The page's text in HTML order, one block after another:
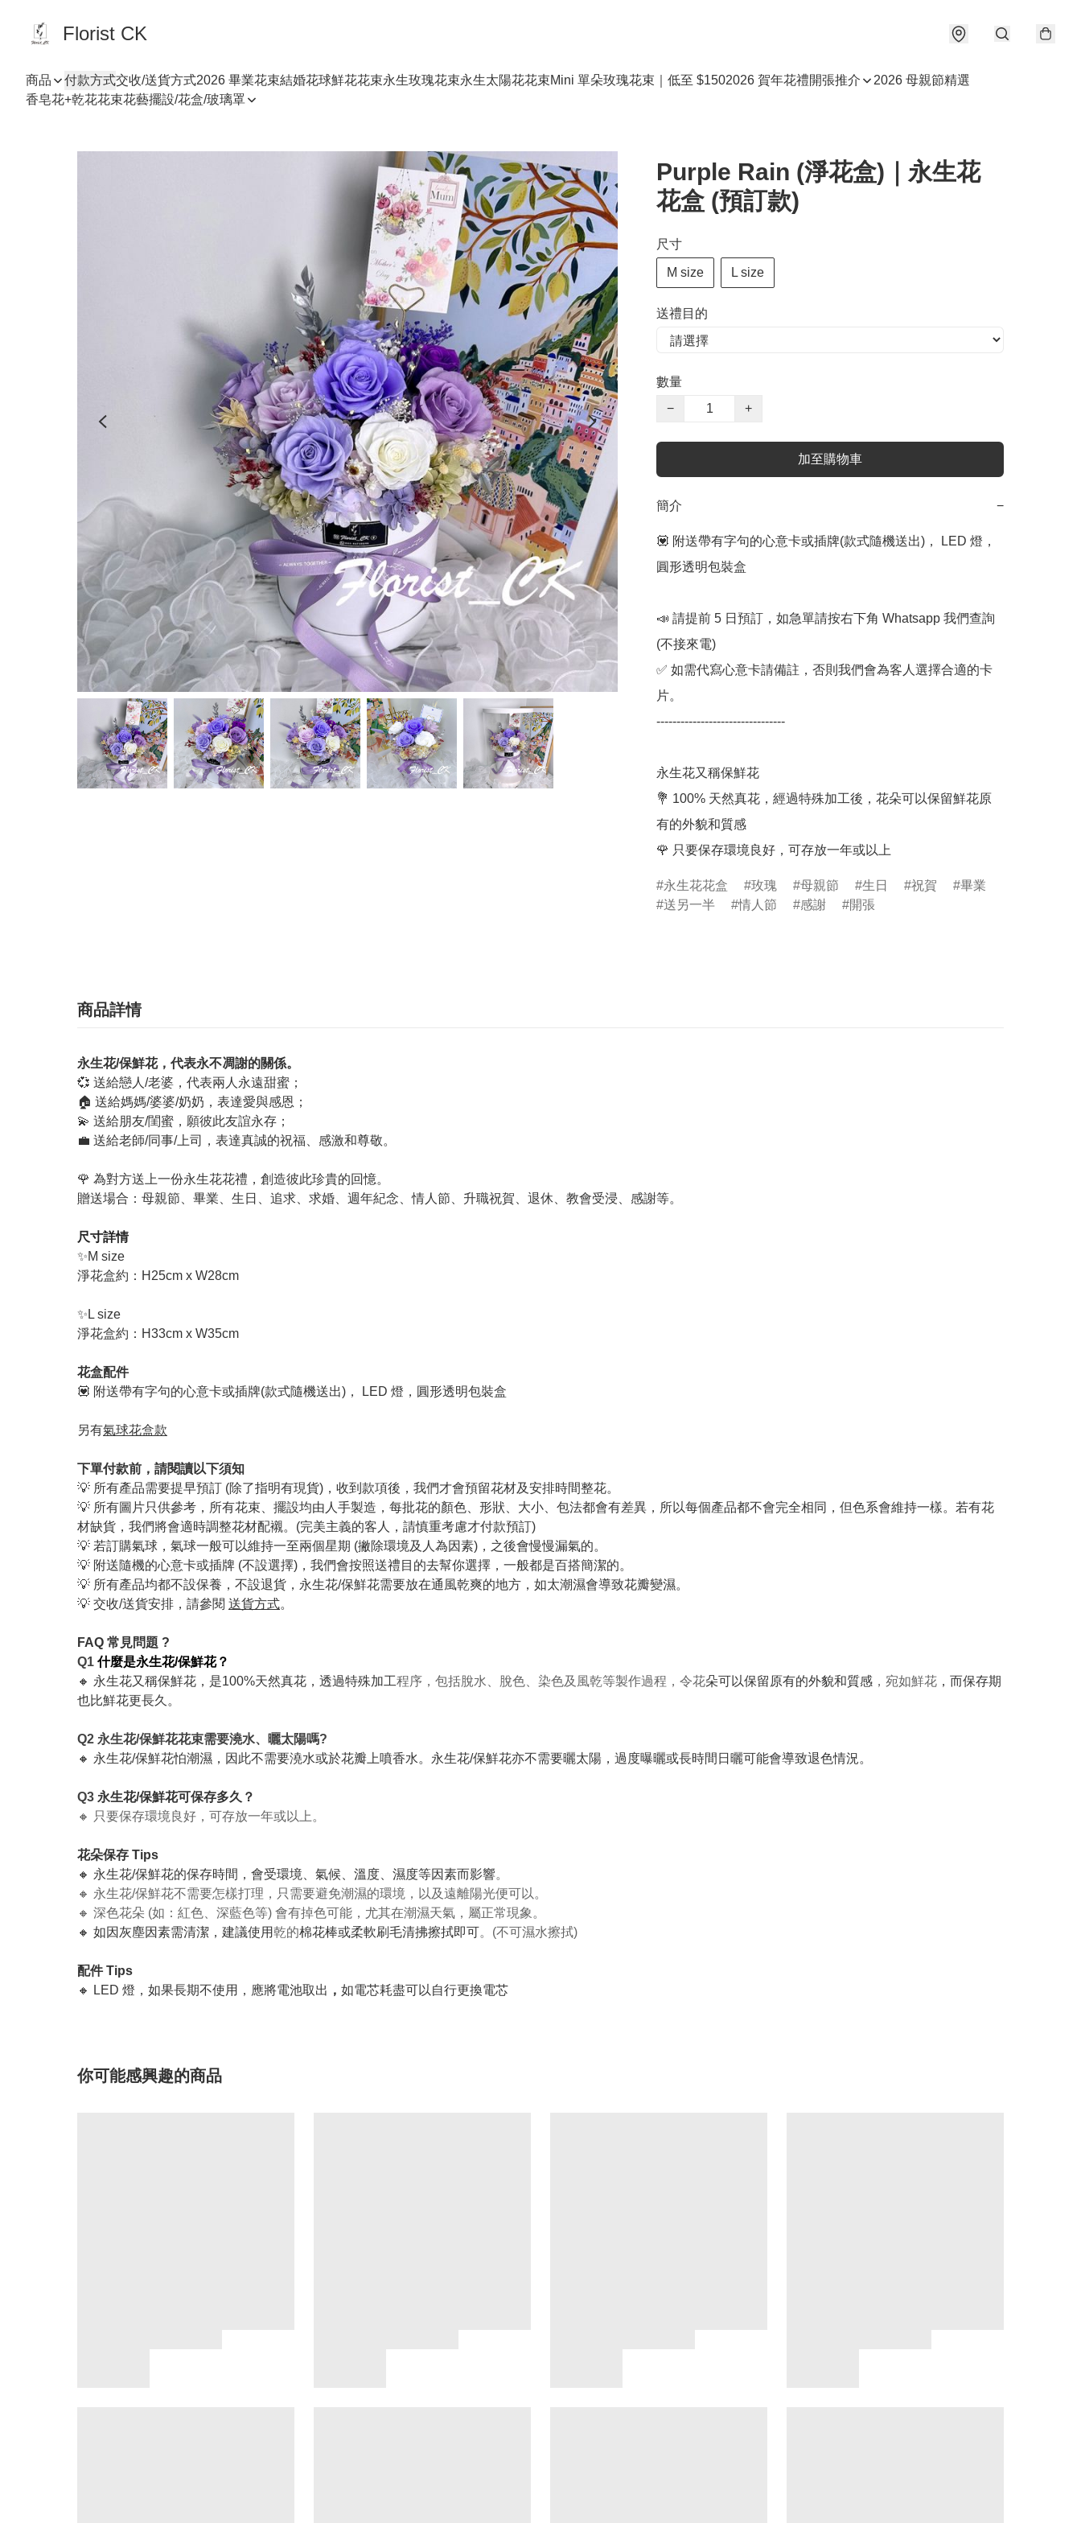
Florist CK
商品 付款方式交收/送貨方式2026 畢業花束結婚花球鮮花花束永生玫瑰花束永生太陽花花束Mini 單朵玫瑰花束｜低至 $1502026 賀年花禮開張推介
2026 母親節精選
香皂花+乾花花束花藝擺設/花盒/玻璃罩
Purple Rain (淨花盒)｜永生花
花盒 (預訂款)
尺寸
M size L size
送禮目的
數量
−
+
加至購物車
簡介 −
💟 附送帶有字句的心意卡或插牌(款式隨機送出)， LED 燈，
圓形透明包裝盒
📣 請提前 5 日預訂，如急單請按右下角 Whatsapp 我們查詢
(不接來電)
✅ 如需代寫心意卡請備註，否則我們會為客人選擇合適的卡
片。
--------------------------------
永生花又稱保鮮花
💐 100% 天然真花，經過特殊加工後，花朵可以保留鮮花原
有的外貌和質感
🌹 只要保存環境良好，可存放一年或以上
永生花花盒 玫瑰 母親節 生日 祝賀
畢業
送另一半
情人節 感謝 開張
商品詳情
永生花/保鮮花，代表永不凋謝的關係。
💞 送給戀人/老婆，代表兩人永遠甜蜜；
🏠 送給媽媽/婆婆/奶奶，表達愛與感恩；
💫 送給朋友/閨蜜，願彼此友誼永存；
💼 送給老師/同事/上司，表達真誠的祝福、感激和尊敬。
🌹 為對方送上一份永生花花禮，創造彼此珍貴的回憶。
贈送場合：母親節、畢業、生日、追求、求婚、週年紀念、情人節、升職祝賀、退休、教會受浸、感謝等。
尺寸詳情
✨M size
淨花盒約 ：H25cm x W28cm
✨L size
淨花盒約：H33cm x W35cm
花盒配件
💟 附送帶有字句的心意卡或插牌(款式隨機送出)， LED 燈，圓形透明包裝盒
另有氣球花盒款
下單付款前，請閱讀以下須知
💡 所有產品需要提早預訂 (除了指明有現貨)，收到款項後，我們才會預留花材及安排時間整花。
💡 所有圖片只供參考，所有花束、擺設均由人手製造，每批花的顏色、形狀、大小、包法都會有差異，所以每個產品都不會完全相同，但色系會維持一樣。若有花
材缺貨，我們將會適時調整花材配襯。(完美主義的客人，請慎重考慮才付款預訂)
💡 若訂購氣球，氣球一般可以維持一至兩個星期 (撇除環境及人為因素)，之後會慢慢漏氣的。
💡 附送隨機的心意卡或插牌 (不設選擇)，我們會按照送禮目的去幫你選擇，一般都是百搭簡潔的。
💡 所有產品均都不設保養，不設退貨，永生花/保鮮花需要放在通風乾爽的地方，如太潮濕會導致花瓣變濕。
💡 交收/送貨安排，請參閱 送貨方式。
FAQ 常見問題 ?
Q1 什麼是永生花/保鮮花？
🔸 永生花又稱保鮮花，是100%天然真花，透過特殊加工程序，包括脫水、脫色、染色及風乾等製作過程，令花朵可以保留原有的外貌和質感 ，宛如鮮花 ，而保存期
也比鮮花更長久。
Q2 永生花/保鮮花花束需要澆水、曬太陽嗎?
🔸 永生花/保鮮花怕潮濕，因此不需要澆水或於花瓣上噴香水。永生花/保鮮花亦不需要曬太陽，過度曝曬或長時間日曬可能會導致退色情況。
Q3 永生花/保鮮花可保存多久？
🔸 只要保存環境良好，可存放一年或以上。
花朵保存 Tips
🔸 永生花/保鮮花的保存時間，會受環境、氣候、溫度、濕度等因素而影響。
🔸 永生花/保鮮花不需要怎樣打理，只需要避免潮濕的環境，以及遠離陽光便可以。
🔸 深色花朵 (如：紅色、深藍色等) 會有掉色可能，尤其在潮濕天氣，屬正常現象。
🔸 如因灰塵因素需清潔，建議使用乾的棉花棒或柔軟刷毛清拂擦拭即可。(不可濕水擦拭)
配件 Tips
🔸 LED 燈，如果長期不使用，應將電池取出 ， 如電芯耗盡可以自行更換電芯
你可能感興趣的商品